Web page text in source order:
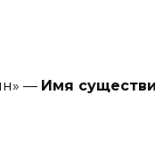
— Имя